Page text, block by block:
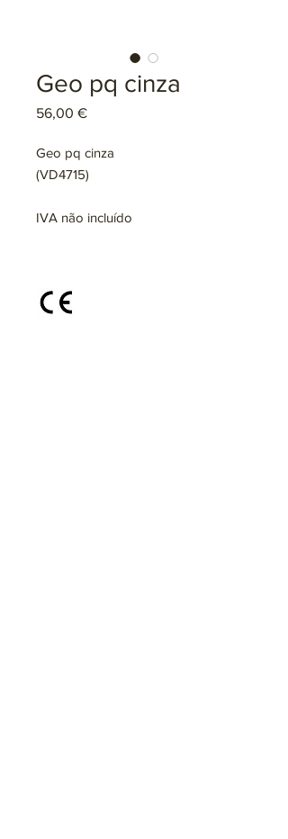
Geo pq cinza
56,00 €Preço
Geo pq cinza
(VD4715)
IVA não incluído